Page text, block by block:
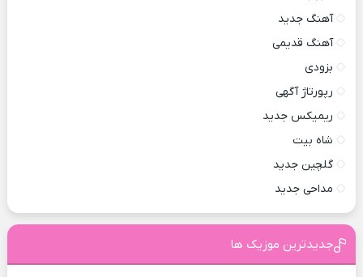
آهنگ جدید
آهنگ قدیمی
بزودی
رپورتاژ آگهی
ریمیکس جدید
شاه بیت
گلچین جدید
مداحی جدید
جدیدترین موزیک ها